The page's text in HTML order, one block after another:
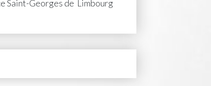
Saint-Georges de Limbourg